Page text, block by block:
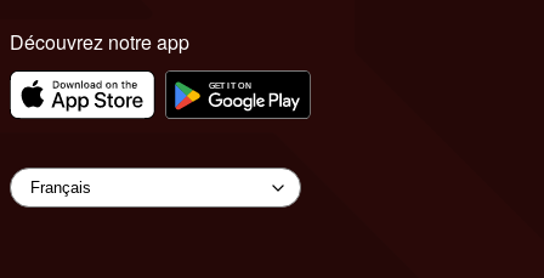
Découvrez notre app